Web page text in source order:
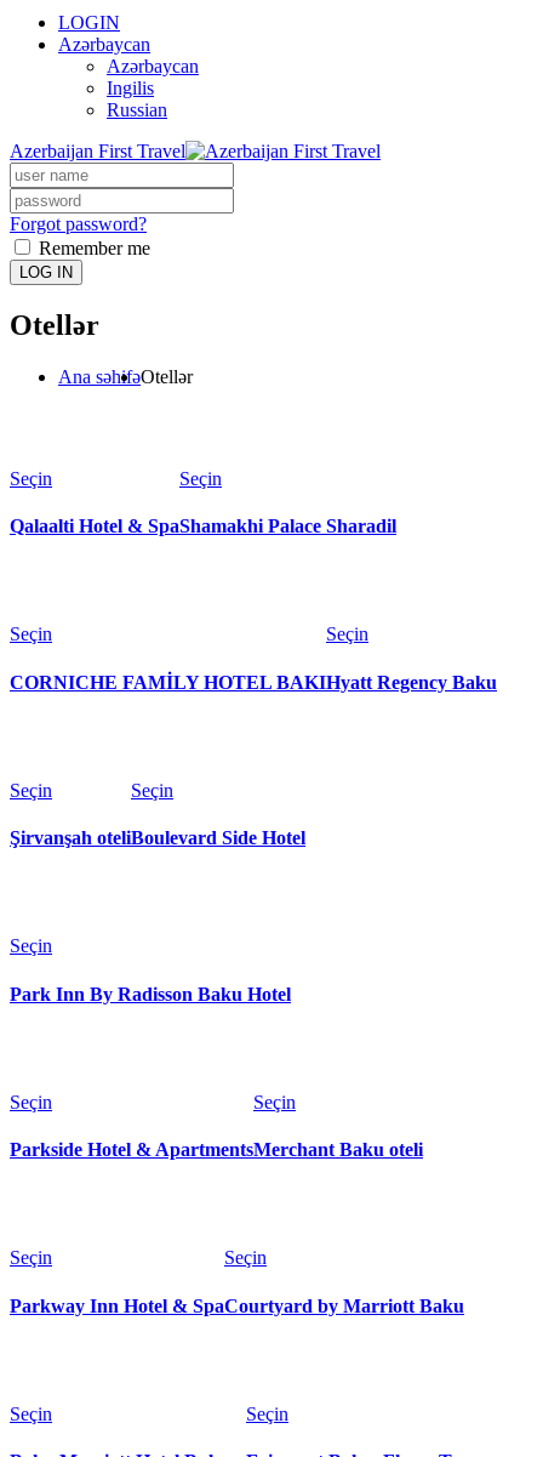
LOGIN
Azərbaycan
Azərbaycan
Ingilis
Russian
Azerbaijan First Travel
Forgot password?
Remember me
LOG IN
Otellər
Ana səhifəOtellər
Seçin
Qalaalti Hotel & Spa
Seçin
Shamakhi Palace Sharadil
Seçin
CORNICHE FAMİLY HOTEL BAKI
Seçin
Hyatt Regency Baku
Seçin
Şirvanşah oteli
Seçin
Boulevard Side Hotel
Seçin
Park Inn By Radisson Baku Hotel
Seçin
Parkside Hotel & Apartments
Seçin
Merchant Baku oteli
Seçin
Parkway Inn Hotel & Spa
Seçin
Courtyard by Marriott Baku
Seçin Seçin